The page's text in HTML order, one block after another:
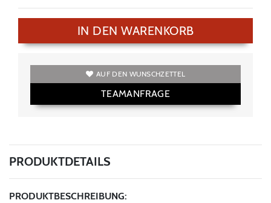
IN DEN WARENKORB
AUF DEN WUNSCHZETTEL
TEAMANFRAGE
PRODUKTDETAILS
PRODUKTBESCHREIBUNG: